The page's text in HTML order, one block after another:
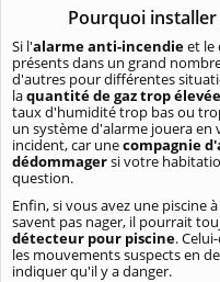
Pourquoi
Si l'alarme anti-incendieet le
présents dans un grand
d'autres pour différentes
laquantité de gaz trop élevée
taux d'humidité trop bas ou
un système d'alarme jouera
incident, car unecompagnie
dédommagersi votre
question.
Enfin, si vous avez une piscine
savent pas nager, il pourrait
détecteur pour piscine.
les mouvements suspects en
indiquer qu'il y a danger.